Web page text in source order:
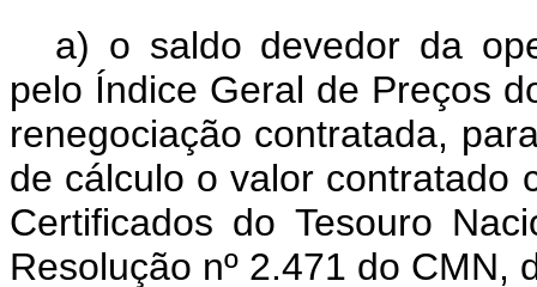
a) o saldo devedor da
pelo Índice Geral de Preços
renegociação contratada,
de cálculo o valor contratado
Certificados do Tesouro
Resolução nº 2.471 do CMN,